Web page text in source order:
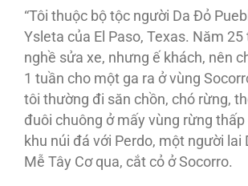
“Tôi thuộc bộ tộc người Da Đỏ
Ysleta của El Paso, Texas. Năm 25
nghề sửa xe, nhưng ế khách, nên
1 tuần cho một ga ra ở vùng
tôi thường đi săn chồn, chó rừng,
đuôi chuông ở mấy vùng rừng
khu núi đá với Perdo, một người lai
Mễ Tây Cơ qua, cắt cỏ ở Socorro.